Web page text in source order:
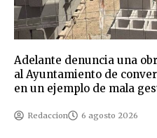
Adelante denuncia una
al Ayuntamiento de
en un ejemplo de mala
Redaccion 6 agosto 2026